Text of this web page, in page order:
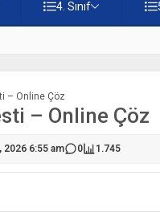
4. Sınıf
– Online Çöz
– Online Çöz
2026 6:55 am 0 1.745